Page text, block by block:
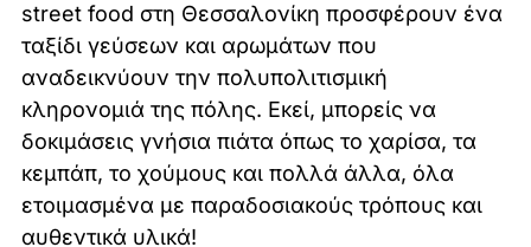
street food στη Θεσσαλονίκη προσφέρουν ένα
ταξίδι γεύσεων και αρωμάτων που
αναδεικνύουν την πολυπολιτισμική
κληρονομιά της πόλης. Εκεί, μπορείς να
δοκιμάσεις γνήσια πιάτα όπως το χαρίσα, τα
κεμπάπ, το χούμους και πολλά άλλα, όλα
ετοιμασμένα με παραδοσιακούς τρόπους και
αυθεντικά υλικά!